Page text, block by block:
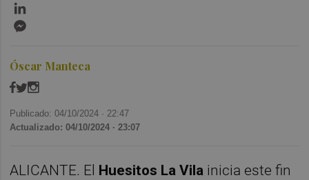
Óscar Manteca
Publicado: 04/10/2024 · 22:47
Actualizado: 04/10/2024 · 23:07
ALICANTE. El Huesitos La Vila inicia este fin